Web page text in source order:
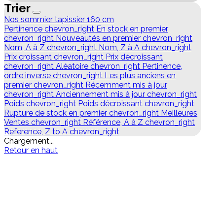
Trier
Nos sommier tapissier 160 cm
Pertinence chevron_right En stock en premier
chevron_right Nouveautés en premier chevron_right
Nom, A à Z chevron_right Nom, Z à A chevron_right
Prix croissant chevron_right Prix décroissant
chevron_right Aléatoire chevron_right Pertinence,
ordre inverse chevron_right Les plus anciens en
premier chevron_right Récemment mis à jour
chevron_right Anciennement mis à jour chevron_right
Poids chevron_right Poids décroissant chevron_right
Rupture de stock en premier chevron_right Meilleures
Ventes chevron_right Référence, A à Z chevron_right
Reference, Z to A chevron_right
Chargement...
Retour en haut